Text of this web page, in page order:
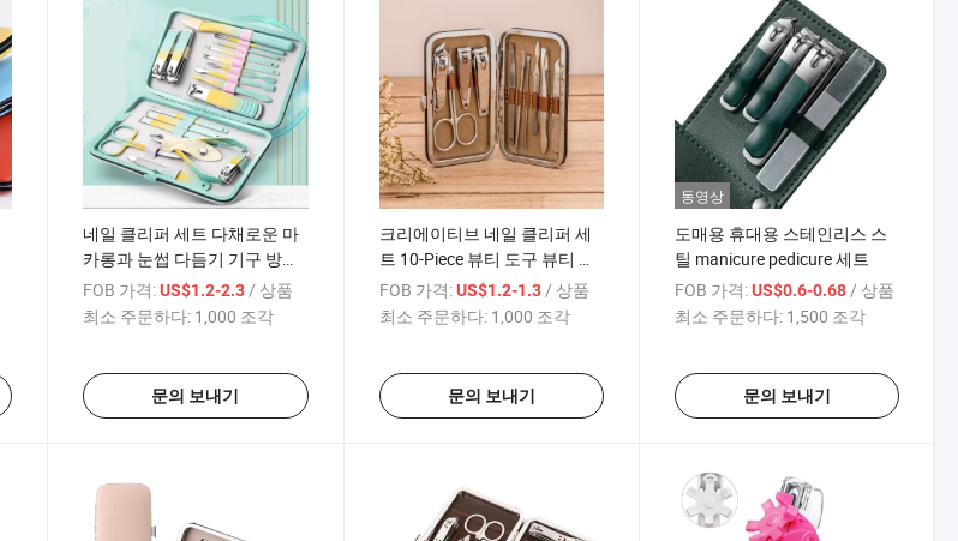
네일 클리퍼 세트 다채로운 마
카롱과 눈썹 다듬기 기구 방수
귀 스푼
FOB 가격: US$1.2-2.3 / 상품
최소 주문하다: 1,000 조각
문의 보내기
크리에이티브 네일 클리퍼 세
트 10-Piece 뷰티 도구 뷰티 세
트 선물 주문 로고
FOB 가격: US$1.2-1.3 / 상품
최소 주문하다: 1,000 조각
문의 보내기
동영상
도매용 휴대용 스테인리스 스
틸 manicure pedicure 세트
FOB 가격: US$0.6-0.68 / 상품
최소 주문하다: 1,500 조각
문의 보내기